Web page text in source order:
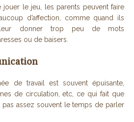
jouer le jeu, les parents peuvent faire
d’affection, comme quand ils
donner trop peu de mots
ou de baisers.
de travail est souvent épuisante,
de circulation, etc, ce qui fait que
pas assez souvent le temps de parler